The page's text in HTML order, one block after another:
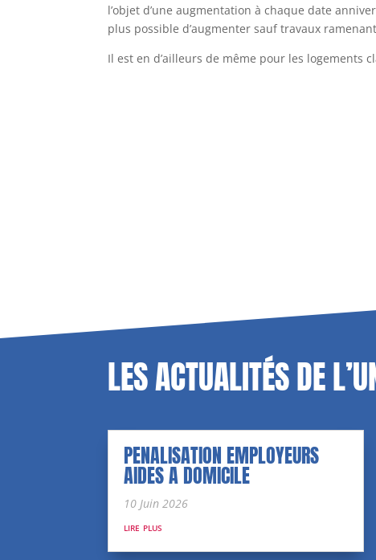
l’objet d’une augmentation à chaque date
plus possible d’augmenter sauf travaux
Il est en d’ailleurs de même pour les logements
LES ACTUALITÉS DE
PENALISATION EMPLOYEURS
AIDES A DOMICILE
10 Juin 2026
lire plus